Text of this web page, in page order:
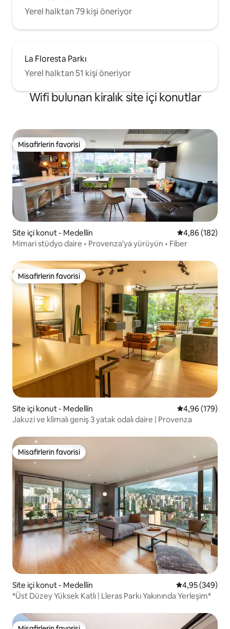
Yerel halktan 79 kişi öneriyor
La Floresta Parkı
Yerel halktan 51 kişi öneriyor
Wifi bulunan kiralık site içi konutlar
Misafirlerin favorisi
Misafirlerin favorisi
Site içi konut - Medellín 5 üzerinden
4,86 (182)
Mimari stüdyo daire • Provenza'ya yürüyün • Fiber
Misafirlerin favorisi
Misafirlerin favorisi
Site içi konut - Medellín 5 üzerinden
4,96 (179)
Jakuzi ve klimalı geniş 3 yatak odalı daire | Provenza
Misafirlerin favorisi
Misafirlerin favorisi
Site içi konut - Medellín 5 üzerinden
4,95 (349)
*Üst Düzey Yüksek Katlı | Lleras Parkı Yakınında Yerleşim*